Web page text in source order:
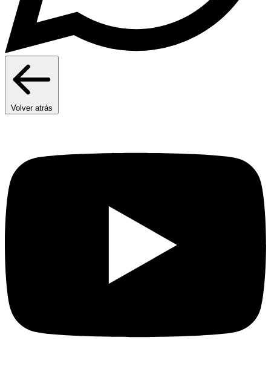
Volver atrás